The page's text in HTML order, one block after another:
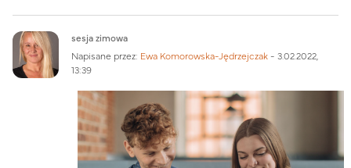
sesja zimowa
Napisane przez: Ewa Komorowska-Jędrzejczak -3.02.2022,
13:39
Liczba odpowiedzi: 0